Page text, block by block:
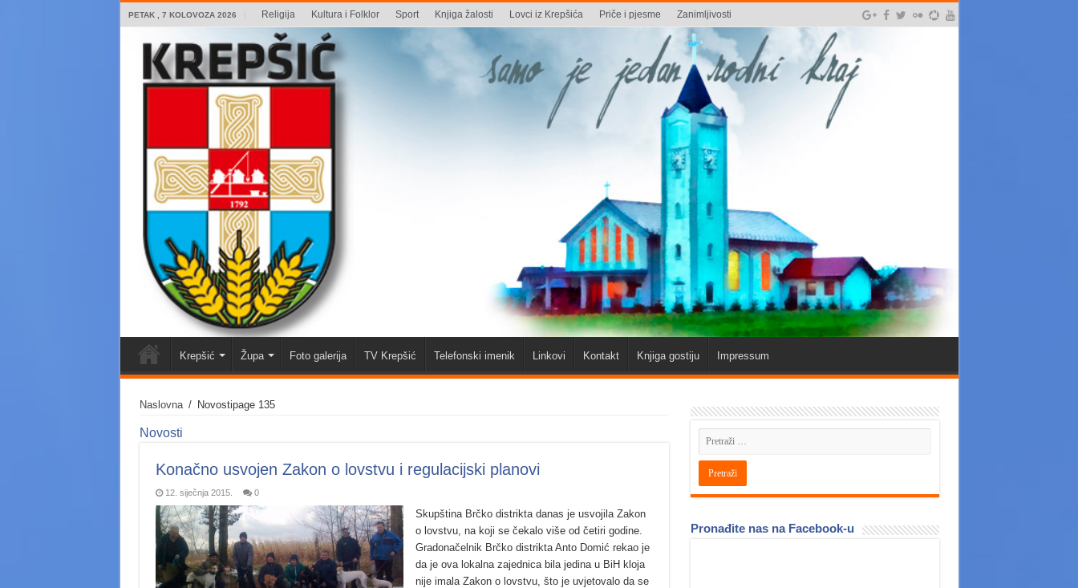
PETAK , 7 KOLOVOZA 2026 Religija Kultura i Folklor Sport Knjiga žalosti Lovci iz Krepšića Priče i pjesme Zanimljivosti
Krepšić Župa Foto galerija TV Krepšić Telefonski imenik Linkovi Kontakt Knjiga gostiju Impressum
Naslovna / Novostipage 135
Novosti
Konačno usvojen Zakon o lovstvu i regulacijski planovi
12. siječnja 2015. 0
Skupština Brčko distrikta danas je usvojila Zakon
o lovstvu, na koji se čekalo više od četiri godine.
Gradonačelnik Brčko distrikta Anto Domić rekao je
da je ova lokalna zajednica bila jedina u BiH kloja
nije imala Zakon o lovstvu, što je uvjetovalo da se
Pronađite nas na Facebook-u